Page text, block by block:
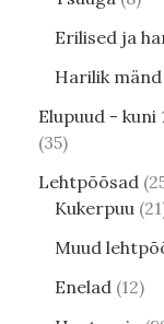
Erilised ja
Harilik mänd
Elupuud - kuni
35
Lehtpõõsad
Kukerpuu 21
Muud
Enelad 12